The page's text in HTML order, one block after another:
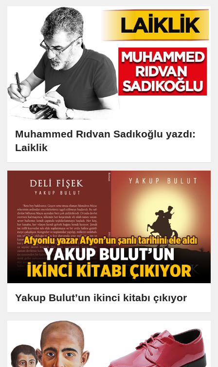
Muhammed Rıdvan Sadıkoğlu yazdı:
Laiklik
Yakup Bulut’un ikinci kitabı çıkıyor